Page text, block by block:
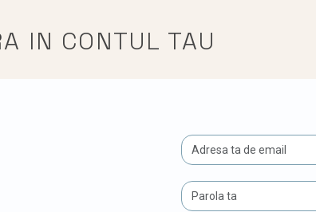
IN CONTUL TAU